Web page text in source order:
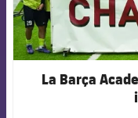
La Barça